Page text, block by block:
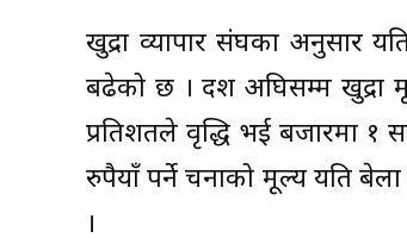
खुद्रा व्यापार संघका अनुसार
बढेको छ । दशैं अघिसम्म खुद्रा
प्रतिशतले वृद्धि भई बजारमा १
रुपैयाँ पर्ने चनाको मूल्य यति
।